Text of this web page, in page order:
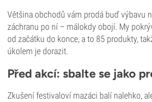
Většina obchodů vám prodá buď výbavu
záchranu po ní – málokdy obojí. My
od začátku do konce, a to 85 produkty,
úkolem je dorazit.
Před akcí: sbalte se jako
Zkušení festivaloví mazáci balí nalehko,